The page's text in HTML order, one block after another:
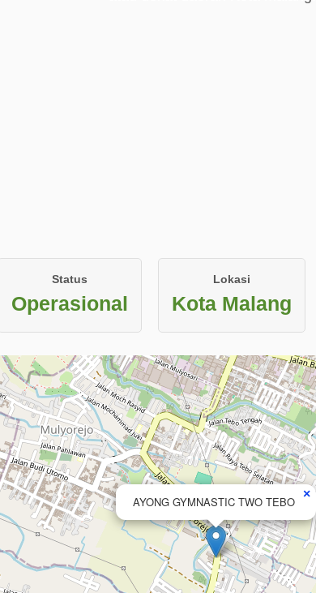
Status
Operasional
Lokasi
Kota Malang
AYONG GYMNASTIC TWO TEBO
×